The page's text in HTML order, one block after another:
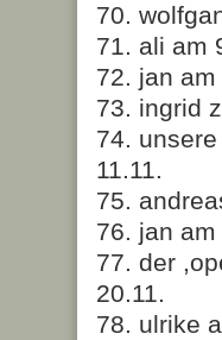
70.
71. ali am
72. jan am
73. ingrid
74.
11.11.
75.
76. jan am
77. der
20.11.
78. ulrike